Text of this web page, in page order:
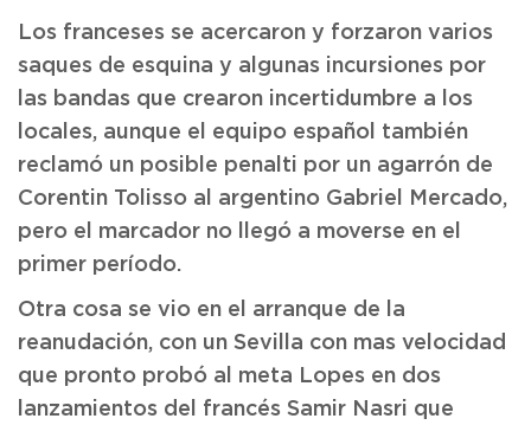
Los franceses se acercaron y forzaron varios
saques de esquina y algunas incursiones por
las bandas que crearon incertidumbre a los
locales, aunque el equipo español también
reclamó un posible penalti por un agarrón de
Corentin Tolisso al argentino Gabriel Mercado,
pero el marcador no llegó a moverse en el
primer período.
Otra cosa se vio en el arranque de la
reanudación, con un Sevilla con mas velocidad
que pronto probó al meta Lopes en dos
lanzamientos del francés Samir Nasri que